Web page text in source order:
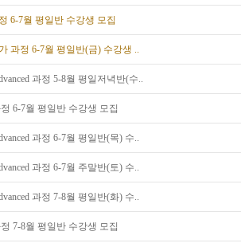
6-7월 평일반 수강생 모집
과정 6-7월 평일반(금) 수강생 ..
과정 5-8월 평일저녁반(수..
6-7월 평일반 수강생 모집
과정 6-7월 평일반(목) 수..
과정 6-7월 주말반(토) 수..
과정 7-8월 평일반(화) 수..
7-8월 평일반 수강생 모집